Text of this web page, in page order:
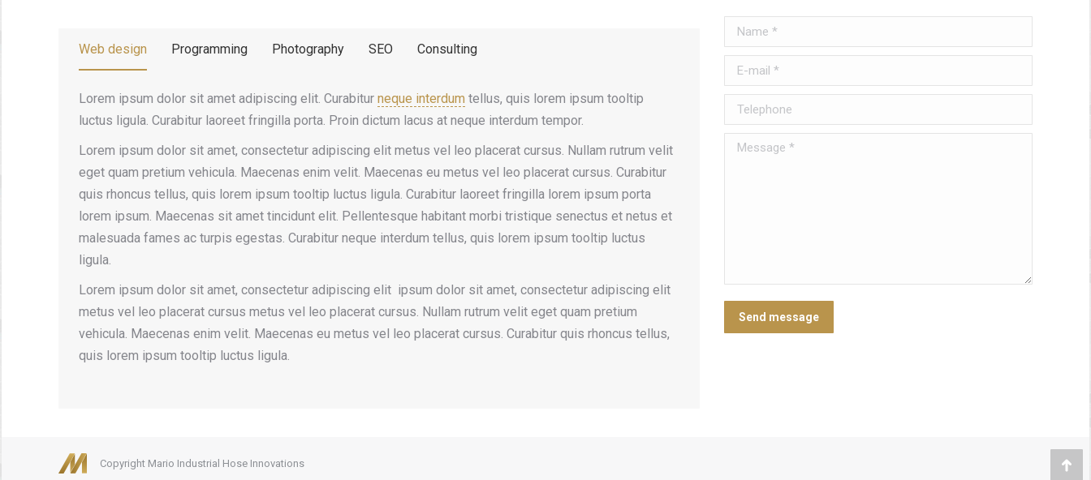
Web design Programming Photography SEO Consulting
Lorem ipsum dolor sit amet adipiscing elit. Curabitur neque interdum tellus, quis lorem ipsum tooltip
luctus ligula. Curabitur laoreet fringilla porta. Proin dictum lacus at neque interdum tempor.
Lorem ipsum dolor sit amet, consectetur adipiscing elit metus vel leo placerat cursus. Nullam rutrum velit
eget quam pretium vehicula. Maecenas enim velit. Maecenas eu metus vel leo placerat cursus. Curabitur
quis rhoncus tellus, quis lorem ipsum tooltip luctus ligula. Curabitur laoreet fringilla lorem ipsum porta
lorem ipsum. Maecenas sit amet tincidunt elit. Pellentesque habitant morbi tristique senectus et netus et
malesuada fames ac turpis egestas. Curabitur neque interdum tellus, quis lorem ipsum tooltip luctus
ligula.
Lorem ipsum dolor sit amet, consectetur adipiscing elit ipsum dolor sit amet, consectetur adipiscing elit
metus vel leo placerat cursus metus vel leo placerat cursus. Nullam rutrum velit eget quam pretium
vehicula. Maecenas enim velit. Maecenas eu metus vel leo placerat cursus. Curabitur quis rhoncus tellus,
quis lorem ipsum tooltip luctus ligula.
Name *
E-mail *
Telephone
Message *
Send message
Copyright Mario Industrial Hose Innovations
Go